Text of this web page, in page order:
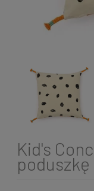
Kid's
poduszkę